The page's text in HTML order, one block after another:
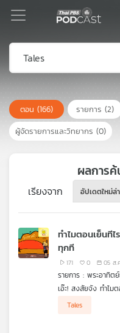
Podcast
เพล
ย์
ลิ
เพล
สต์
ตอน (166) รายการ (2)
ผู้จัดรายการและวิทยากร (0)
ผลการ
เรียงจาก อัปเดตใหม่ล่
ทำไมตอนเย็นที
ทุกที
171 0 05 ส.
รายการ : พระอาทิต
เอ๊ะ! สงสัยจัง ทำไม
นะ หรือมี "ความลับ
Tales